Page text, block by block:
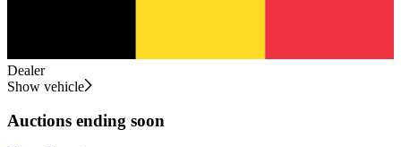
Dealer
Show vehicle
Auctions ending soon